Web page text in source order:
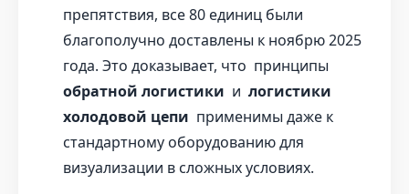
препятствия, все 80 единиц были
благополучно доставлены к ноябрю 2025
года. Это доказывает, что принципы
обратной логистики и логистики
холодовой цепи применимы даже к
стандартному оборудованию для
визуализации в сложных условиях.